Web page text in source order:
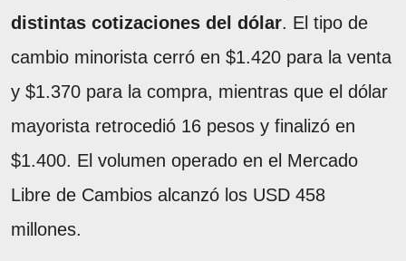
distintas cotizaciones del dólar. El tipo de
cambio minorista cerró en $1.420 para la venta
y $1.370 para la compra, mientras que el dólar
mayorista retrocedió 16 pesos y finalizó en
$1.400. El volumen operado en el Mercado
Libre de Cambios alcanzó los USD 458
millones.